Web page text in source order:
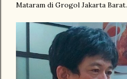
Mataram di Grogol Jakarta Barat.